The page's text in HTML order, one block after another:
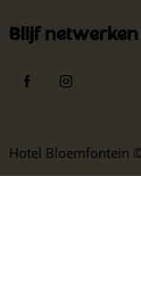
Blijf netwerken
Hotel Bloemfontein